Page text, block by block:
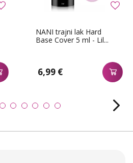
NANI trajni lak Hard
Base Cover 5 ml - Lil...
6,99 €